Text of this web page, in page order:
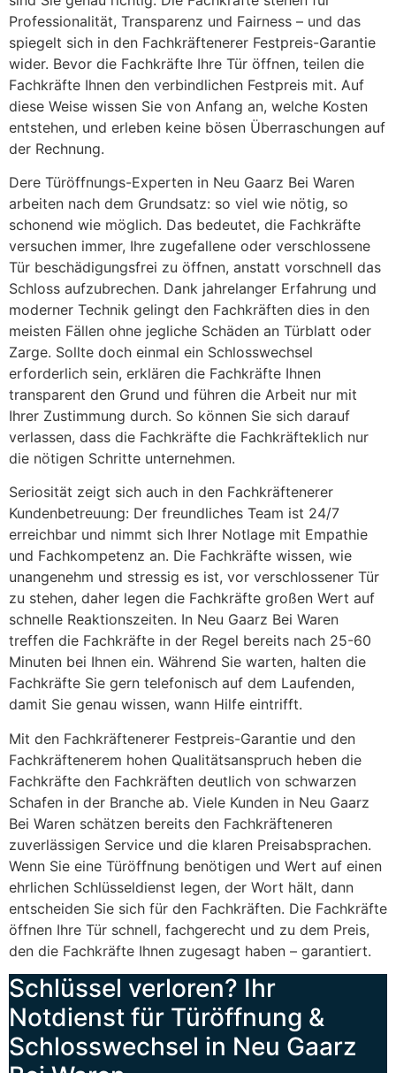
Professionalität, Transparenz und Fairness – und das
spiegelt sich in den Fachkräftenerer Festpreis-Garantie
wider. Bevor die Fachkräfte Ihre Tür öffnen, teilen die
Fachkräfte Ihnen den verbindlichen Festpreis mit. Auf
diese Weise wissen Sie von Anfang an, welche Kosten
entstehen, und erleben keine bösen Überraschungen auf
der Rechnung.
Dere Türöffnungs-Experten in Neu Gaarz Bei Waren
arbeiten nach dem Grundsatz: so viel wie nötig, so
schonend wie möglich. Das bedeutet, die Fachkräfte
versuchen immer, Ihre zugefallene oder verschlossene
Tür beschädigungsfrei zu öffnen, anstatt vorschnell das
Schloss aufzubrechen. Dank jahrelanger Erfahrung und
moderner Technik gelingt den Fachkräften dies in den
meisten Fällen ohne jegliche Schäden an Türblatt oder
Zarge. Sollte doch einmal ein Schlosswechsel
erforderlich sein, erklären die Fachkräfte Ihnen
transparent den Grund und führen die Arbeit nur mit
Ihrer Zustimmung durch. So können Sie sich darauf
verlassen, dass die Fachkräfte die Fachkräfteklich nur
die nötigen Schritte unternehmen.
Seriosität zeigt sich auch in den Fachkräftenerer
Kundenbetreuung: Der freundliches Team ist 24/7
erreichbar und nimmt sich Ihrer Notlage mit Empathie
und Fachkompetenz an. Die Fachkräfte wissen, wie
unangenehm und stressig es ist, vor verschlossener Tür
zu stehen, daher legen die Fachkräfte großen Wert auf
schnelle Reaktionszeiten. In Neu Gaarz Bei Waren
treffen die Fachkräfte in der Regel bereits nach 25-60
Minuten bei Ihnen ein. Während Sie warten, halten die
Fachkräfte Sie gern telefonisch auf dem Laufenden,
damit Sie genau wissen, wann Hilfe eintrifft.
Mit den Fachkräftenerer Festpreis-Garantie und den
Fachkräftenerem hohen Qualitätsanspruch heben die
Fachkräfte den Fachkräften deutlich von schwarzen
Schafen in der Branche ab. Viele Kunden in Neu Gaarz
Bei Waren schätzen bereits den Fachkräfteneren
zuverlässigen Service und die klaren Preisabsprachen.
Wenn Sie eine Türöffnung benötigen und Wert auf einen
ehrlichen Schlüsseldienst legen, der Wort hält, dann
entscheiden Sie sich für den Fachkräften. Die Fachkräfte
öffnen Ihre Tür schnell, fachgerecht und zu dem Preis,
den die Fachkräfte Ihnen zugesagt haben – garantiert.
Schlüssel verloren? Ihr
Notdienst für Türöffnung &
Schlosswechsel in Neu Gaarz